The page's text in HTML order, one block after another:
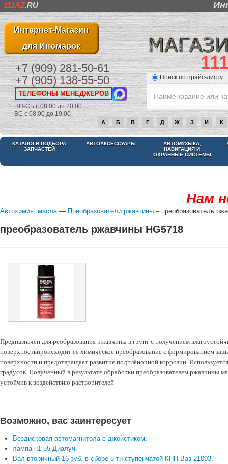
111AZ.RU
Интернет-Магазин
для Иномарок
+7 (909) 281-50-61
+7 (905) 138-55-50
ТЕЛЕФОНЫ МЕНЕДЖЕРОВ
ПН-СБ с 08:00 до 20:00
ВС с 08:00 до 19:00
Поиск по прайс-листу
А Б В Г Д Ж З И К
КАТАЛОГИ ПОДБОРА
ЗАПЧАСТЕЙ
АВТОАКСЕССУАРЫ
АВТОМУЗЫКА,
НАВИГАЦИЯ И
ОХРАННЫЕ СИСТЕМЫ
Нам
Автохимия, масла— Преобразователи ржавчины – преобразователь
преобразователь ржавчины HG5718
Предназначен для реобразования ржавчины в грунт с получением
поверхностьпроисходит её химическое преобразование с формированием
поверхности и предотвращает развитие подплёночной коррозии.
градусов. Полученный в результате обработки преобразователем ржавчины
устойчив к воздействию растворителей
Возможно, вас заинтересует
Бездисковая автомагнитола с джойстиком.
лампа н1 55 Диалуч.
Вал вторичный 16 зуб. в сборе 5-ти ступенчатой КПП Ваз-21093.